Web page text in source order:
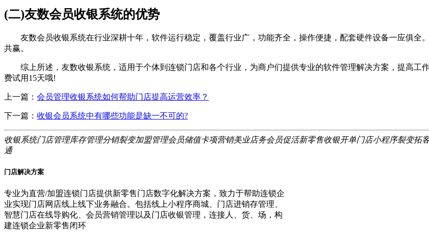
(二)友数会员收银系统的优势
友数会员收银系统在行业深耕十年，软件运行稳定，覆盖行业广，功能齐全，操作便捷，配套硬件设备一应俱全
共赢。
综上所述，友数收银系统，适用于个体到连锁门店和各个行业，为商户们提供专业的软件管理解决方案，提高工
费试用15天哦!
上一篇： 会员管理收银系统如何帮助门店提高运营效率？
下一篇： 收银会员系统中有哪些功能是缺一不可的?
收银系统门店管理库存管理分销裂变加盟管理会员储值卡项营销美业店务会员促活新零售收银开单门店小程序裂变拓
通
门店解决方案
专业为直营/加盟连锁门店提供新零售门店数字化解决方案，致力于帮助连锁企
业实现门店网店线上线下业务融合。包括线上小程序商城、门店进销存管理、
智慧门店在线导购化、会员营销管理以及门店收银管理，连接人、货、场，构
建连锁企业新零售闭环